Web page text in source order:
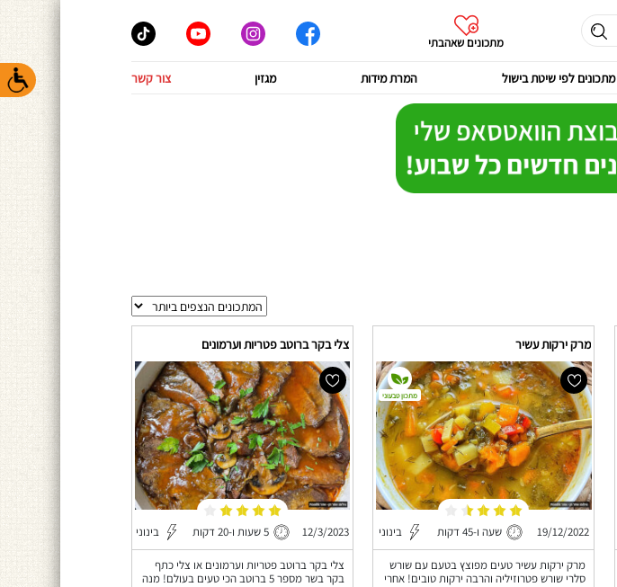
מתכונים שאהבתי
מתכונים לפי שיטת בישול המרת מידות מגזין צור קשר
מרק ירקות עשיר
19/12/2022 שעה ו-45 דקות בינוני
מרק ירקות עשיר טעים מפוצץ בטעם עם שורש
סלרי שורש פטרוזיליה והרבה ירקות טובים! אחרי
מתכון טבעוני
צלי בקר ברוטב פטריות וערמונים
12/3/2023 5 שעות ו-20 דקות בינוני
צלי בקר ברוטב פטריות וערמונים או צלי כתף
בקר בשר מספר 5 ברוטב הכי טעים בעולם! מנה